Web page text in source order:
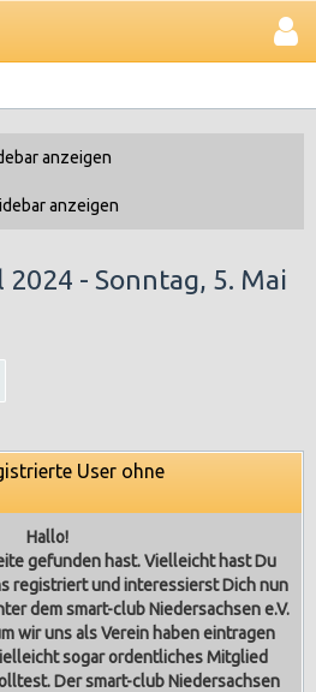
- Sonntag, 5. Mai
User ohne
Hallo!
gefunden hast. Vielleicht hast Du
registriert und interessierst Dich nun
dem smart-club Niedersachsen e.V.
wir uns als Verein haben eintragen
sogar ordentliches Mitglied
Der smart-club Niedersachsen